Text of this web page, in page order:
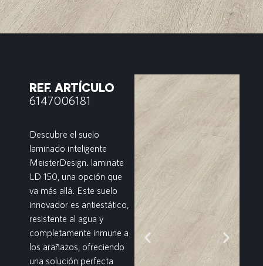
REF. ARTÍCULO
6147006181
Descubre el suelo
laminado inteligente
MeisterDesign. laminate
LD 150, una opción que
va más allá. Este suelo
innovador es antiestático,
resistente al agua y
completamente inmune a
los arañazos, ofreciendo
una solución perfecta